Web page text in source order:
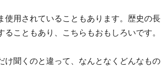
使用されていることもあります。歴史の長
こともあり、こちらもおもしろいです。
け聞くのと違って、なんとなくどんなもの